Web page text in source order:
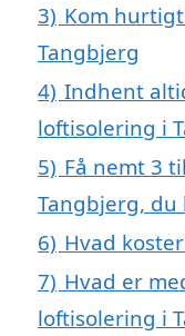
3) Kom
Tangbjerg
4) Indhent
loftisolering i
5) Få nemt 3
Tangbjerg,
6) Hvad
7) Hvad er
loftisolering i